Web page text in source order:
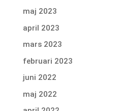
maj 2023
april 2023
mars 2023
februari 2023
juni 2022
maj 2022